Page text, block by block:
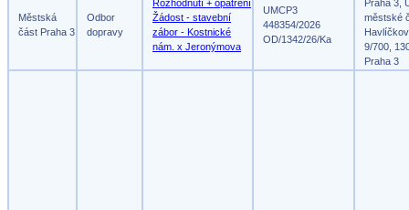
Městská
část Praha 3
Odbor
dopravy
Rozhodnutí + opatření
Žádost - stavební
zábor - Kostnické
nám. x Jeronýmova
UMCP3
448354/2026
OD/1342/26/Ka
Praha 3,
městské
9/700,
Praha 3